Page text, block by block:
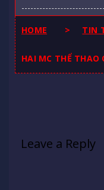
HOME > TIN
HAI MC THỂ THAO
Leave a Reply